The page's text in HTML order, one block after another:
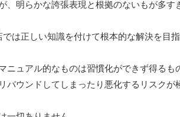
、明らかな誇張表現と根拠のないもが多
は正しい知識を付けて根本的な解決を目指
ニュアル的なものは習慣化ができず得るも
バウンドしてしまったり悪化するリスクが